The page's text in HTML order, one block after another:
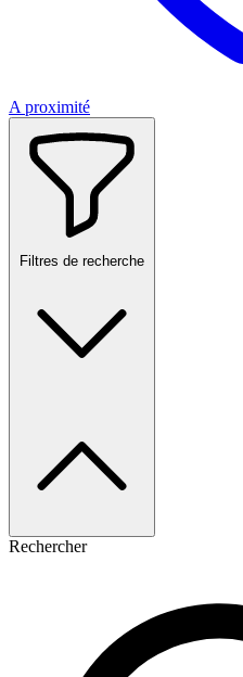
A proximité
Filtres de recherche
Rechercher